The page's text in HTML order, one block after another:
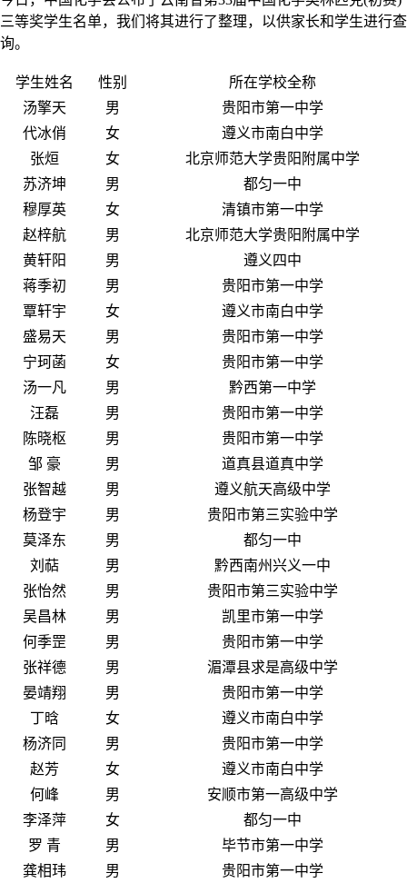
三等奖学生名单，我们将其进行了整理，以供家长和学生进行查
询。
学生姓名 性别
所在学校全称
汤擎天
男
贵阳市第一中学
代冰俏
女
遵义市南白中学
张烜
女
北京师范大学贵阳附属中学
苏济坤
男
都匀一中
穆厚英
女
清镇市第一中学
赵梓航
男
北京师范大学贵阳附属中学
黄轩阳
男
遵义四中
蒋季初
男
贵阳市第一中学
覃轩宇
女
遵义市南白中学
盛易天
男
贵阳市第一中学
宁珂菡
女
贵阳市第一中学
汤一凡
男
黔西第一中学
汪磊
男
贵阳市第一中学
陈晓枢
男
贵阳市第一中学
邹 豪
男
道真县道真中学
张智越
男
遵义航天高级中学
杨登宇
男
贵阳市第三实验中学
莫泽东
男
都匀一中
刘萜
男
黔西南州兴义一中
张怡然
男
贵阳市第三实验中学
吴昌林
男
凯里市第一中学
何季罡
男
贵阳市第一中学
张祥德
男
湄潭县求是高级中学
晏靖翔
男
贵阳市第一中学
丁晗
女
遵义市南白中学
杨济同
男
贵阳市第一中学
赵芳
女
遵义市南白中学
何峰
男
安顺市第一高级中学
李泽萍
女
都匀一中
罗 青
男
毕节市第一中学
龚相玮
男
贵阳市第一中学